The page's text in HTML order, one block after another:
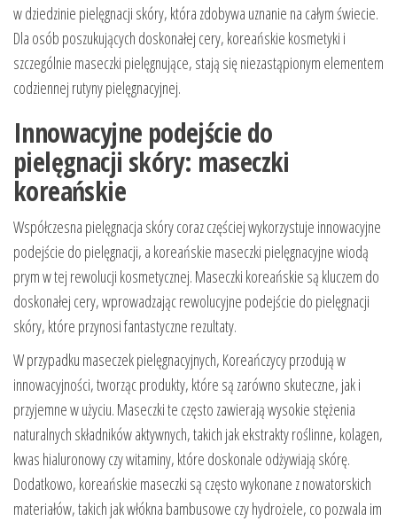
w dziedzinie pielęgnacji skóry, która zdobywa uznanie na całym świecie.
Dla osób poszukujących doskonałej cery, koreańskie kosmetyki i
szczególnie maseczki pielęgnujące, stają się niezastąpionym elementem
codziennej rutyny pielęgnacyjnej.
Innowacyjne podejście do
pielęgnacji skóry: maseczki
koreańskie
Współczesna pielęgnacja skóry coraz częściej wykorzystuje innowacyjne
podejście do pielęgnacji, a koreańskie maseczki pielęgnacyjne wiodą
prym w tej rewolucji kosmetycznej. Maseczki koreańskie są kluczem do
doskonałej cery, wprowadzając rewolucyjne podejście do pielęgnacji
skóry, które przynosi fantastyczne rezultaty.
W przypadku maseczek pielęgnacyjnych, Koreańczycy przodują w
innowacyjności, tworząc produkty, które są zarówno skuteczne, jak i
przyjemne w użyciu. Maseczki te często zawierają wysokie stężenia
naturalnych składników aktywnych, takich jak ekstrakty roślinne, kolagen,
kwas hialuronowy czy witaminy, które doskonale odżywiają skórę.
Dodatkowo, koreańskie maseczki są często wykonane z nowatorskich
materiałów, takich jak włókna bambusowe czy hydrożele, co pozwala im